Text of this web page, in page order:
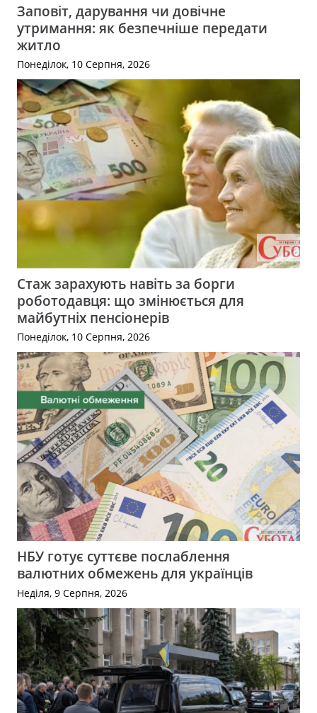
Заповіт, дарування чи довічне
утримання: як безпечніше передати
житло
Понеділок, 10 Серпня, 2026
Стаж зарахують навіть за борги
роботодавця: що змінюється для
майбутніх пенсіонерів
Понеділок, 10 Серпня, 2026
НБУ готує суттєве послаблення
валютних обмежень для українців
Неділя, 9 Серпня, 2026